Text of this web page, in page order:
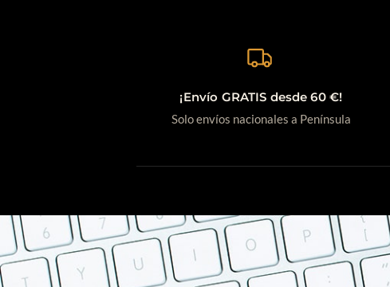
¡Envío GRATIS desde 60 €!
Solo envíos nacionales a Península